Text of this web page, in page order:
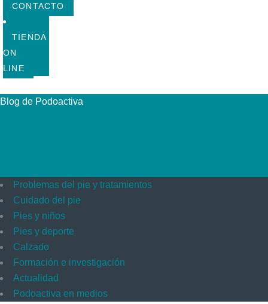
CONTACTO
TIENDA
ON
LINE
Blog de Podoactiva
Problemas del pie y tratamientos
Cuidado del pie
Pies y niños
Pies y deporte
Calzado
Formación e investigación
Actualidad
Podoactiva en medios